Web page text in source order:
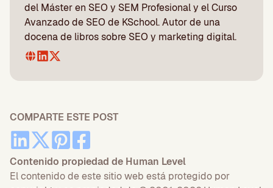
del Máster en SEO y SEM Profesional y el Curso
Avanzado de SEO de KSchool. Autor de una
docena de libros sobre SEO y marketing digital.
COMPARTE ESTE POST
Contenido propiedad de Human Level
El contenido de este sitio web está protegido por